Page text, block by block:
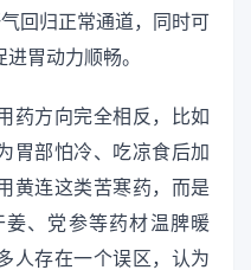
回归正常通道，同时可
胃动力顺畅。
药方向完全相反，比如
胃部怕冷、吃凉食后加
黄连这类苦寒药，而是
、党参等药材温脾暖
人存在一个误区，认为